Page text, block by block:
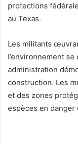
protections
au Texas.
Les militants
l’environnement se
administration
construction. Les
et des zones
espèces en danger